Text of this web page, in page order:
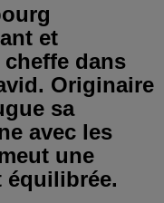
et
dans
Originaire
sa
avec les
une
équilibrée.